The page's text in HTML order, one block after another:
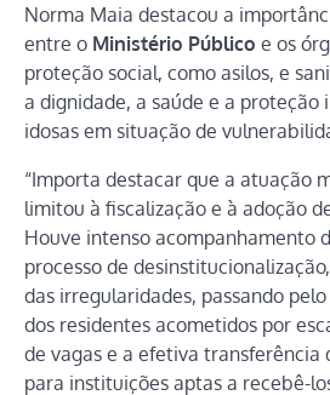
Norma Maia destacou a
entre o Ministério Público e os
proteção social, como asilos, e
a dignidade, a saúde e a proteção
idosas em situação de
“Importa destacar que a atuação
limitou à fiscalização e à adoção
Houve intenso acompanhamento
processo de
das irregularidades, passando
dos residentes acometidos por
de vagas e a efetiva transferência
para instituições aptas a recebê-